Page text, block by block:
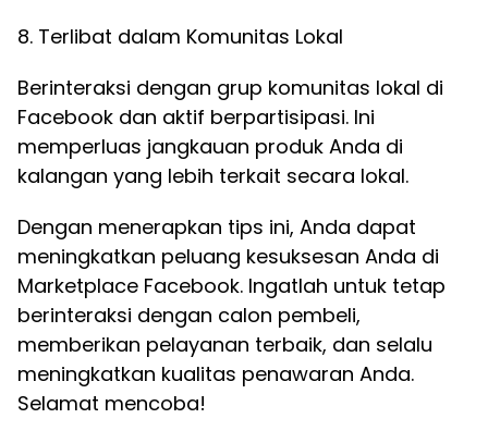
8. Terlibat dalam Komunitas Lokal
Berinteraksi dengan grup komunitas lokal di
Facebook dan aktif berpartisipasi. Ini
memperluas jangkauan produk Anda di
kalangan yang lebih terkait secara lokal.
Dengan menerapkan tips ini, Anda dapat
meningkatkan peluang kesuksesan Anda di
Marketplace Facebook. Ingatlah untuk tetap
berinteraksi dengan calon pembeli,
memberikan pelayanan terbaik, dan selalu
meningkatkan kualitas penawaran Anda.
Selamat mencoba!